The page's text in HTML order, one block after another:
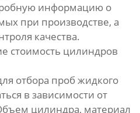
информацию о
при производстве, а
качества.
стоимость цилиндров
отбора проб жидкого
в зависимости от
цилиндра, материал